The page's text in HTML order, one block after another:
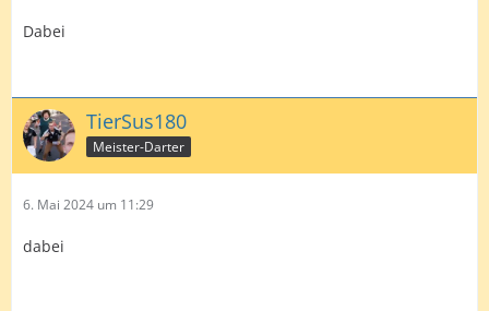
Dabei
TierSus180
Meister-Darter
6. Mai 2024 um 11:29
dabei